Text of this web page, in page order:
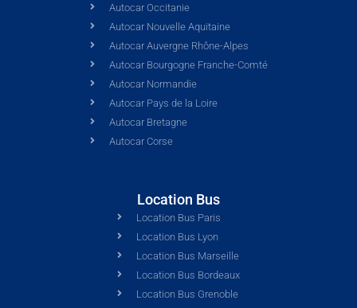
Autocar Occitanie
Autocar Nouvelle Aquitaine
Autocar Auvergne Rhône-Alpes
Autocar Bourgogne Franche-Comté
Autocar Normandie
Autocar Pays de la Loire
Autocar Bretagne
Autocar Corse
Location Bus
Location Bus Paris
Location Bus Lyon
Location Bus Marseille
Location Bus Bordeaux
Location Bus Grenoble